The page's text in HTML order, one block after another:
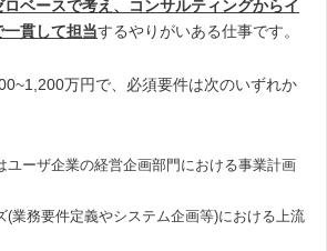
ベースで考え、コンサルティングからイ
貫して担当するやりがいある仕事です。
万円で、必須要件は次のいずれか
ーザ企業の経営企画部門における事業計画
業務要件定義やシステム企画等)における上流